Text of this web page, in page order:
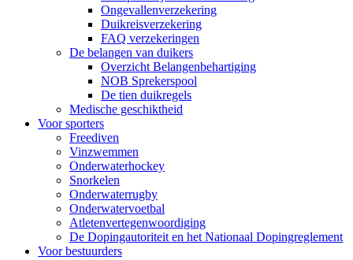
Ongevallenverzekering
Duikreisverzekering
FAQ verzekeringen
De belangen van duikers
Overzicht Belangenbehartiging
NOB Sprekerspool
De tien duikregels
Medische geschiktheid
Voor sporters
Freediven
Vinzwemmen
Onderwaterhockey
Snorkelen
Onderwaterrugby
Onderwatervoetbal
Atletenvertegenwoordiging
De Dopingautoriteit en het Nationaal Dopingreglement
Voor bestuurders